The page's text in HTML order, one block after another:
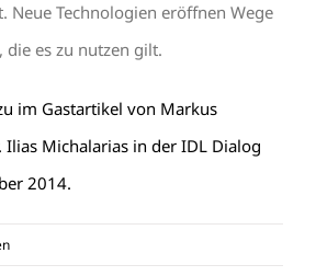
Neue Technologien eröffnen Wege
es zu nutzen gilt.
im Gastartikel von Markus
Ilias Michalarias in der IDL Dialog
2014.